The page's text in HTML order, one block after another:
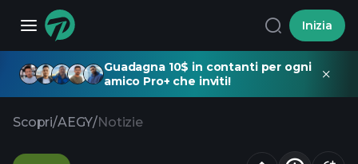
Inizia
Guadagna 10$ in contanti per ogni
amico Pro+ che inviti!
Scopri/AEGY/Notizie